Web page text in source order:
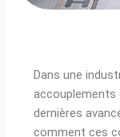
Dans une
accouplements
dernières
comment ces